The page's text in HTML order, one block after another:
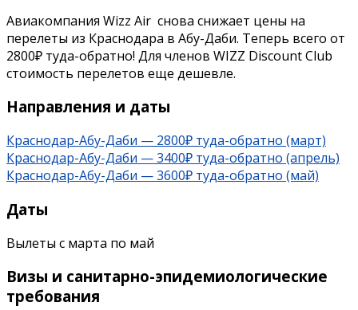
Авиакомпания Wizz Air снова снижает цены на
перелеты из Краснодара в Абу-Даби. Теперь всего от
2800₽ туда-обратно! Для членов WIZZ Discount Club
стоимость перелетов еще дешевле.
Направления и даты
Краснодар-Абу-Даби — 2800₽ туда-обратно (март)
Краснодар-Абу-Даби — 3400₽ туда-обратно (апрель)
Краснодар-Абу-Даби — 3600₽ туда-обратно (май)
Даты
Вылеты с марта по май
Визы и санитарно-эпидемиологические
требования